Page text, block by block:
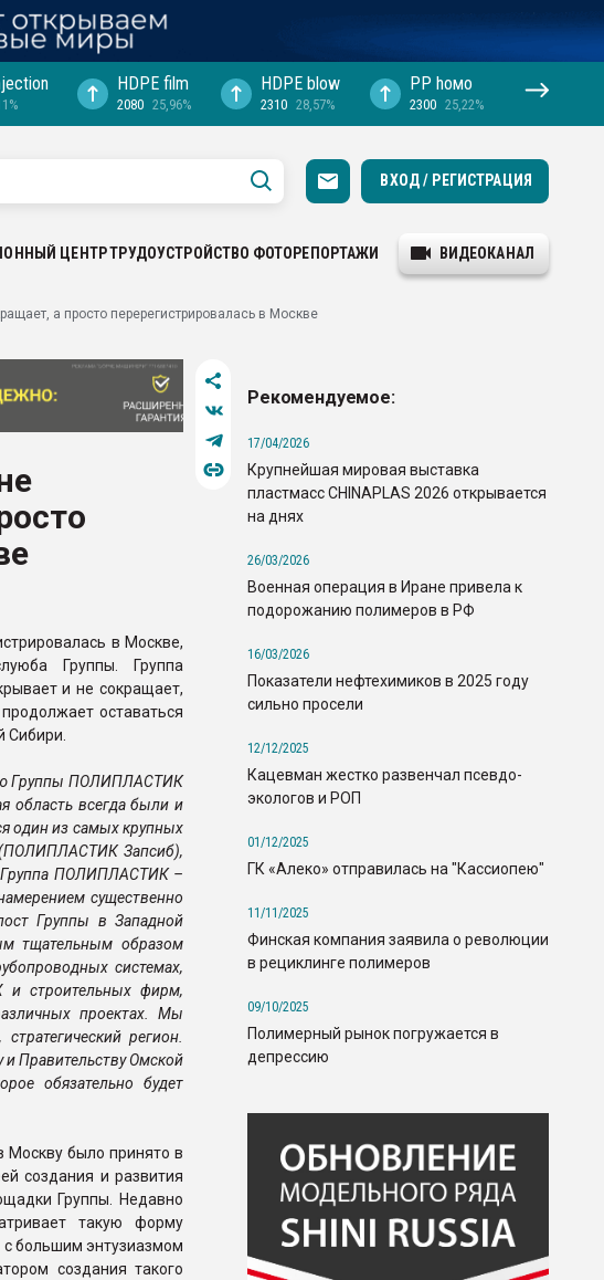
HDPE film
2080 25,96%
HDPE blow
2310 28,57%
PP hомо
2300 25,22%
ВХОД / РЕГИСТРАЦИЯ
ЦЕНТРТРУДОУСТРОЙСТВО ФОТОРЕПОРТАЖИ ВИДЕОКАНАЛ
а просто перерегистрировалась в Москве
в Москве,
Группы. Группа
и не сокращает,
оставаться
Сибири.
Группы ПОЛИПЛАСТИК
область всегда были и
один из самых крупных
(ПОЛИПЛАСТИК Запсиб),
Группа ПОЛИПЛАСТИК –
существенно
Группы в Западной
тщательным образом
системах,
и строительных фирм,
проектах. Мы
регион.
Правительству Омской
обязательно будет
было принято в
создания и развития
Группы. Недавно
такую форму
с большим энтузиазмом
создания такого
Рекомендуемое:
17/04/2026
Крупнейшая мировая выставка
пластмасс CHINAPLAS 2026 открывается
на днях
26/03/2026
Военная операция в Иране привела к
подорожанию полимеров в РФ
16/03/2026
Показатели нефтехимиков в 2025 году
сильно просели
12/12/2025
Кацевман жестко развенчал псевдо-
экологов и РОП
01/12/2025
ГК «Алеко» отправилась на "Кассиопею"
11/11/2025
Финская компания заявила о революции
в рециклинге полимеров
09/10/2025
Полимерный рынок погружается в
депрессию